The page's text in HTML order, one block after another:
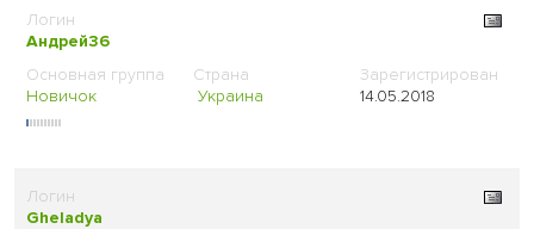
Андрей36
Новичок Украина 14.05.2018
Gheladya